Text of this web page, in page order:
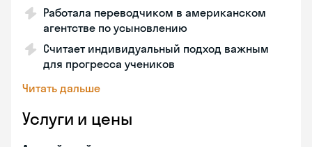
Работала переводчиком в американском
агентстве по усыновлению
Считает индивидуальный подход важным
для прогресса учеников
Читать дальше
Услуги и цены